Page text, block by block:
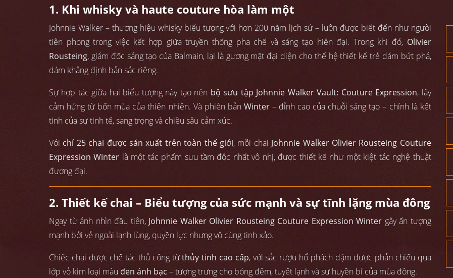
1. Khi whisky và haute couture hòa làm một
Johnnie Walker – thương hiệu whisky biểu tượng với hơn 200 năm lịch sử – luôn được biết đến như người
tiên phong trong việc kết hợp giữa truyền thống pha chế và sáng tạo hiện đại. Trong khi đó, Olivier
Rousteing, giám đốc sáng tạo của Balmain, lại là gương mặt đại diện cho thế hệ thiết kế trẻ dám bứt phá,
dám khẳng định bản sắc riêng.
Sự hợp tác giữa hai biểu tượng này tạo nên bộ sưu tập Johnnie Walker Vault: Couture Expression, lấy
cảm hứng từ bốn mùa của thiên nhiên. Và phiên bản Winter– đỉnh cao của chuỗi sáng tạo – chính là kết
tinh của sự tinh tế, sang trọng và chiều sâu cảm xúc.
Với chỉ 25 chai được sản xuất trên toàn thế giới, mỗi chai Johnnie Walker Olivier Rousteing Couture
Expression Winter là một tác phẩm sưu tầm độc nhất vô nhị, được thiết kế như một kiệt tác nghệ thuật
đương đại.
2. Thiết kế chai – Biểu tượng của sức mạnh và sự tĩnh lặng mùa đông
Ngay từ ánh nhìn đầu tiên, Johnnie Walker Olivier Rousteing Couture Expression Winter gây ấn tượng
mạnh bởi vẻ ngoài lạnh lùng, quyền lực nhưng vô cùng tinh xảo.
Chiếc chai được chế tác thủ công từthủy tinh cao cấp, với sắc rượu hổ phách đậm được phản chiếu qua
lớp vỏ kim loại màu đen ánh bạc – tượng trưng cho bóng đêm, tuyết lạnh và sự huyền bí của mùa đông.